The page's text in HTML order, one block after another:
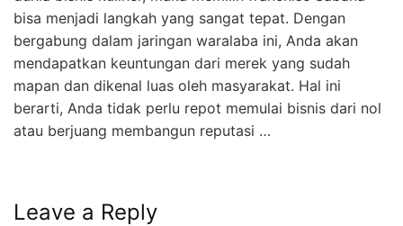
bisa menjadi langkah yang sangat tepat. Dengan
bergabung dalam jaringan waralaba ini, Anda akan
mendapatkan keuntungan dari merek yang sudah
mapan dan dikenal luas oleh masyarakat. Hal ini
berarti, Anda tidak perlu repot memulai bisnis dari nol
atau berjuang membangun reputasi …
Leave a Reply